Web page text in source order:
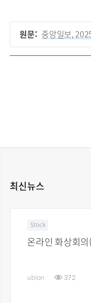
원문: 중앙일보,
최신뉴스
Stock
온라인 화상회의
ubion 372